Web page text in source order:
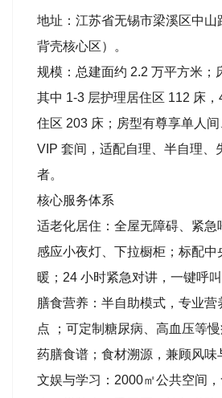
地址：江苏省无锡市梁溪区中山
背壳核心区）。
规模：总建面约 2.2 万平方米；
其中 1-3 层护理居住区 112 床
住区 203 床；房型有尊享单人间
VIP 套间，适配自理、半自理、
者。
核心服务体系
适老化居住：全屋无障碍、紧急
感应小夜灯、下拉橱柜；标配中
暖；24 小时紧急对讲，一键呼叫
膳食营养：半自助模式，专业营
点 ；可定制糖尿病、高血压等
药膳食谱；食材溯源，兼顾风味
文娱与学习：2000㎡公共空间